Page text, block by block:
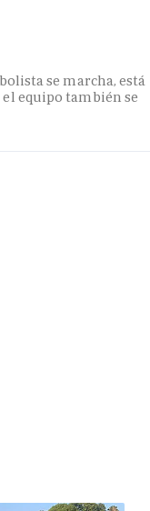
se marcha, está
equipo también se